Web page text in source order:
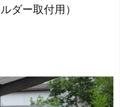
ダー取付用）